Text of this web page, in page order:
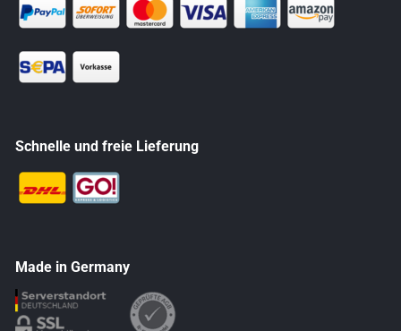
Schnelle und freie Lieferung
Made in Germany